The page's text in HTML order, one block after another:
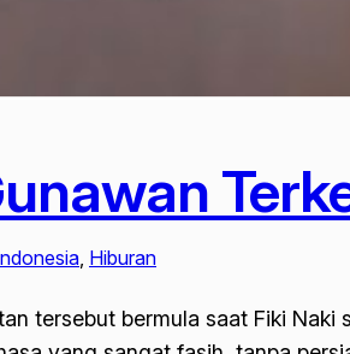
Hiburan
tersebut bermula saat Fiki